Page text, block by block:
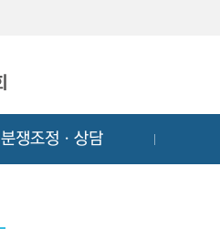
분쟁조정ㆍ상담